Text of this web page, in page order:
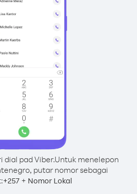
dial pad Viber.Untuk menelepon
putar nomor sebagai
+257 + Nomor Lokal